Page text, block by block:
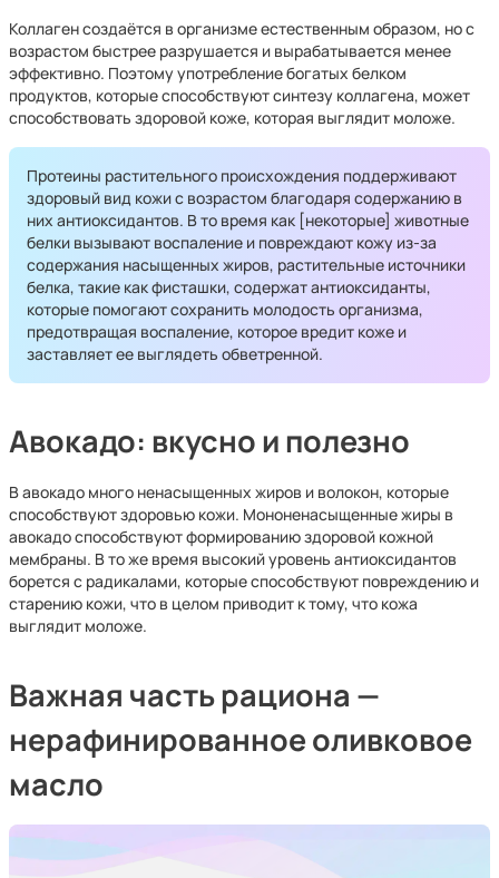
Коллаген создаётся в организме естественным образом, но с
возрастом быстрее разрушается и вырабатывается менее
эффективно. Поэтому употребление богатых белком
продуктов, которые способствуют синтезу коллагена, может
способствовать здоровой коже, которая выглядит моложе.
Протеины растительного происхождения поддерживают
здоровый вид кожи с возрастом благодаря содержанию в
них антиоксидантов. В то время как [некоторые] животные
белки вызывают воспаление и повреждают кожу из-за
содержания насыщенных жиров, растительные источники
белка, такие как фисташки, содержат антиоксиданты,
которые помогают сохранить молодость организма,
предотвращая воспаление, которое вредит коже и
заставляет ее выглядеть обветренной.
Авокадо: вкусно и полезно
В авокадо много ненасыщенных жиров и волокон, которые
способствуют здоровью кожи. Мононенасыщенные жиры в
авокадо способствуют формированию здоровой кожной
мембраны. В то же время высокий уровень антиоксидантов
борется с радикалами, которые способствуют повреждению и
старению кожи, что в целом приводит к тому, что кожа
выглядит моложе.
Важная часть рациона —
нерафинированное оливковое
масло